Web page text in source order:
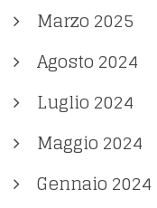
Marzo 2025
Agosto 2024
Luglio 2024
Maggio 2024
Gennaio 2024